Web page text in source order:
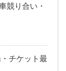
競り合い・
チケット最